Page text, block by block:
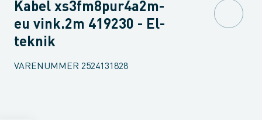
Kabel xs3fm8pur4a2m-
eu vink.2m 419230 - El-
teknik
VARENUMMER 2524131828